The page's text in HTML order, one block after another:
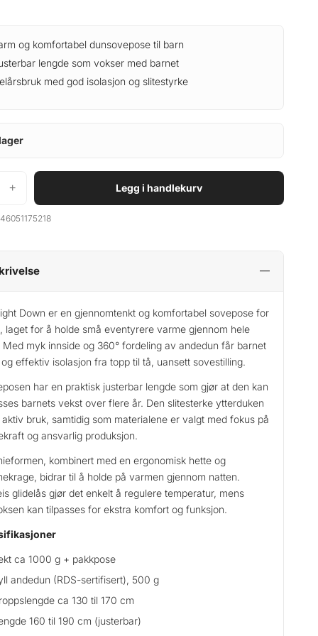
og komfortabel dunsovepose til barn
lengde som vokser med barnet
med god isolasjon og slitestyrke
+ Legg i handlekurv
Down er en gjennomtenkt og komfortabel sovepose for
laget for å holde små eventyrere varme gjennom hele
Med myk innside og 360° fordeling av andedun får barnet
effektiv isolasjon fra topp til tå, uansett sovestilling.
har en praktisk justerbar lengde som gjør at den kan
barnets vekst over flere år. Den slitesterke ytterduken
bruk, samtidig som materialene er valgt med fokus på
og ansvarlig produksjon.
kombinert med en ergonomisk hette og
bidrar til å holde på varmen gjennom natten.
glidelås gjør det enkelt å regulere temperatur, mens
kan tilpasses for ekstra komfort og funksjon.
ca 1000 g + pakkpose
andedun (RDS-sertifisert), 500 g
ca 130 til 170 cm
160 til 190 cm (justerbar)